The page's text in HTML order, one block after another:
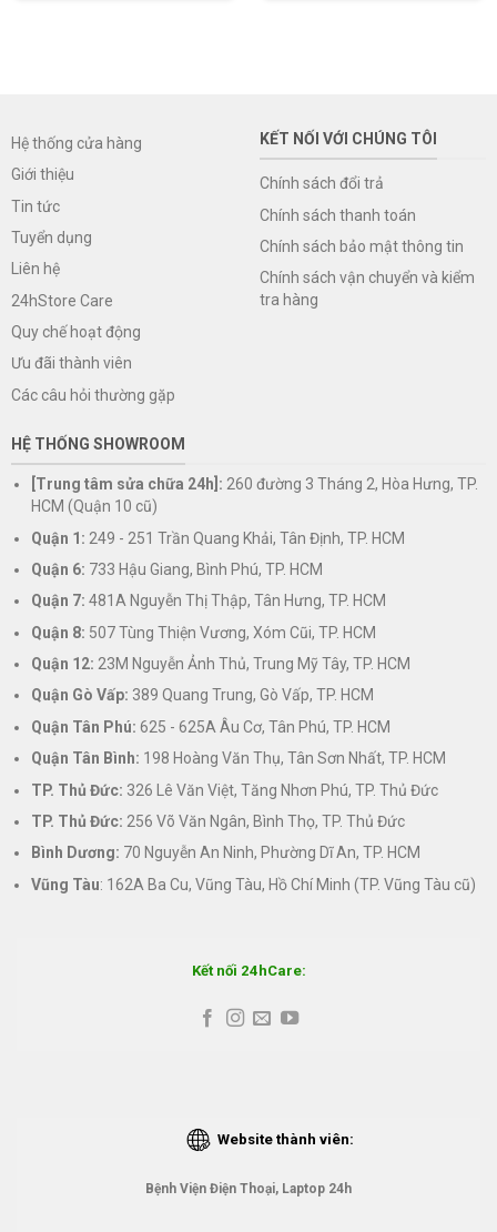
Hệ thống cửa hàng
Giới thiệu
Tin tức
Tuyển dụng
Liên hệ
24hStore Care
Quy chế hoạt động
Ưu đãi thành viên
Các câu hỏi thường gặp
KẾT NỐI VỚI CHÚNG TÔI
Chính sách đổi trả
Chính sách thanh toán
Chính sách bảo mật thông tin
Chính sách vận chuyển và kiểm
tra hàng
HỆ THỐNG SHOWROOM
[Trung tâm sửa chữa 24h]: 260 đường 3 Tháng 2, Hòa Hưng, TP.
HCM (Quận 10 cũ)
Quận 1: 249 - 251 Trần Quang Khải, Tân Định, TP. HCM
Quận 6: 733 Hậu Giang, Bình Phú, TP. HCM
Quận 7: 481A Nguyễn Thị Thập, Tân Hưng, TP. HCM
Quận 8: 507 Tùng Thiện Vương, Xóm Cũi, TP. HCM
Quận 12: 23M Nguyễn Ảnh Thủ, Trung Mỹ Tây, TP. HCM
Quận Gò Vấp: 389 Quang Trung, Gò Vấp, TP. HCM
Quận Tân Phú: 625 - 625A Âu Cơ, Tân Phú, TP. HCM
Quận Tân Bình: 198 Hoàng Văn Thụ, Tân Sơn Nhất, TP. HCM
TP. Thủ Đức: 326 Lê Văn Việt, Tăng Nhơn Phú, TP. Thủ Đức
TP. Thủ Đức: 256 Võ Văn Ngân, Bình Thọ, TP. Thủ Đức
Bình Dương: 70 Nguyễn An Ninh, Phường Dĩ An, TP. HCM
Vũng Tàu: 162A Ba Cu, Vũng Tàu, Hồ Chí Minh (TP. Vũng Tàu cũ)
Kết nối 24hCare:
Website thành viên:
Bệnh Viện Điện Thoại, Laptop 24h